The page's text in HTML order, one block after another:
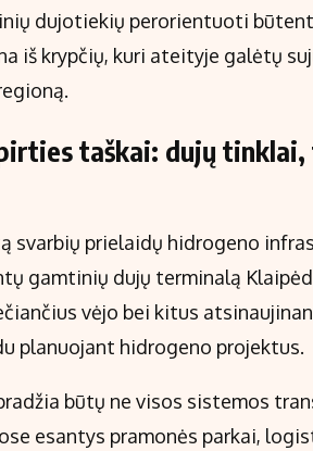
dujotiekių perorientuoti
iš krypčių, kuri ateityje galėtų
taškai: dujų
svarbių prielaidų hidrogeno
gamtinių dujų terminalą
vėjo bei kitus
planuojant hidrogeno projektus.
būtų ne visos sistemos
esantys pramonės parkai,